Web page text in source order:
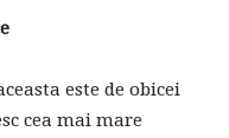
este de obicei
cea mai mare